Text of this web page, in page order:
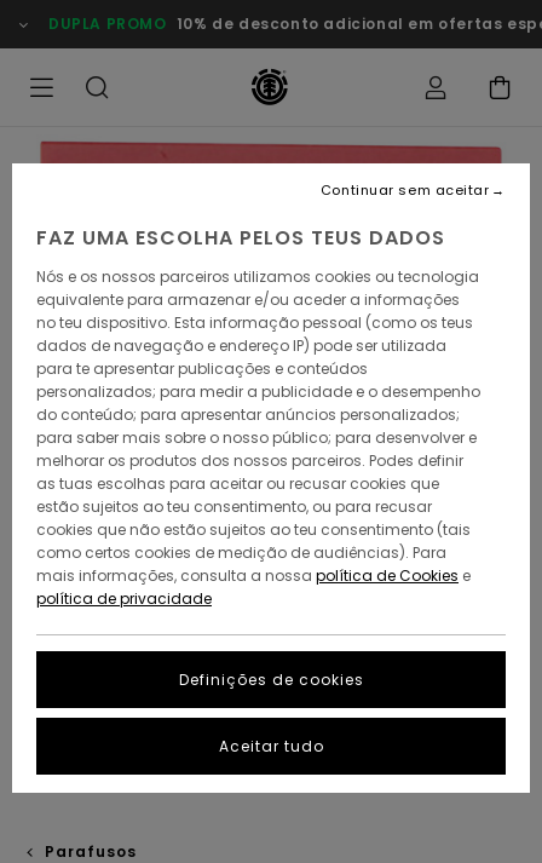
para
a
DUPLA PROMO 10% de desconto adicional em ofertas
Parafusos
FAZ UMA ESCOLHA PELOS TEUS DADOS
Nós e os nossos parceiros utilizamos cookies ou tecnologia
equivalente para armazenar e/ou aceder a informações
no teu dispositivo. Esta informação pessoal (como os teus
dados de navegação e endereço IP) pode ser utilizada
para te apresentar publicações e conteúdos
personalizados; para medir a publicidade e o desempenho
do conteúdo; para apresentar anúncios personalizados;
para saber mais sobre o nosso público; para desenvolver e
melhorar os produtos dos nossos parceiros. Podes definir
as tuas escolhas para aceitar ou recusar cookies que
estão sujeitos ao teu consentimento, ou para recusar
cookies que não estão sujeitos ao teu consentimento (tais
como certos cookies de medição de audiências). Para
mais informações, consulta a nossa política de Cookies e
política de privacidade
Definições de cookies
Continuar sem aceitar
Aceitar tudo